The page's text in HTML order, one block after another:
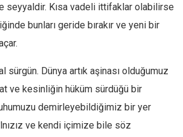
seyyaldir. Kısa vadeli ittifaklar olabilirse
bunları geride bırakır ve yeni bir
sürgün. Dünya artık aşinası olduğumuz
ve kesinliğin hüküm sürdüğü bir
demirleyebildiğimiz bir yer
ve kendi içimize bile söz